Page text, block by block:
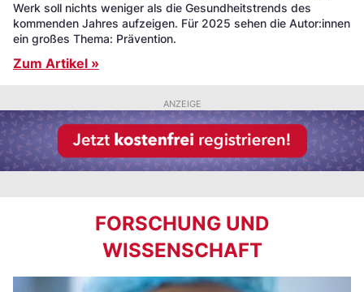
Werk soll nichts weniger als die Gesundheitstrends des
kommenden Jahres aufzeigen. Für 2025 sehen die Autor:innen
ein großes Thema: Prävention.
Zum Artikel »
ANZEIGE
FORSCHUNG UND
WISSENSCHAFT